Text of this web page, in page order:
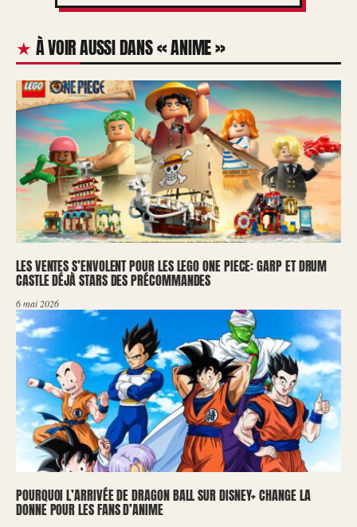
À VOIR AUSSI DANS « ANIME »
LES VENTES S’ENVOLENT POUR LES LEGO ONE PIECE: GARP ET DRUM
CASTLE DÉJÀ STARS DES PRÉCOMMANDES
6 mai 2026
POURQUOI L’ARRIVÉE DE DRAGON BALL SUR DISNEY+ CHANGE LA
DONNE POUR LES FANS D’ANIME